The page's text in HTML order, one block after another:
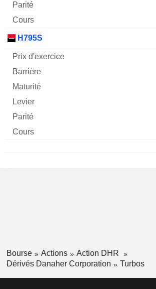
H795S
Bourse Actions
Action DHR
Dérivés Danaher Corporation
Turbos